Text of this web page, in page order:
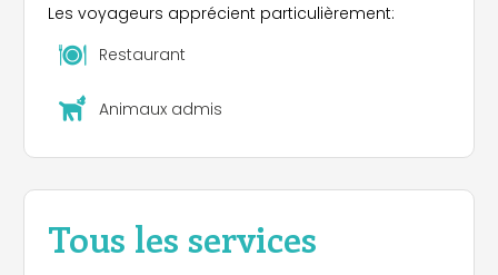
Les voyageurs apprécient particulièrement:
Restaurant
Animaux admis
Tous les services